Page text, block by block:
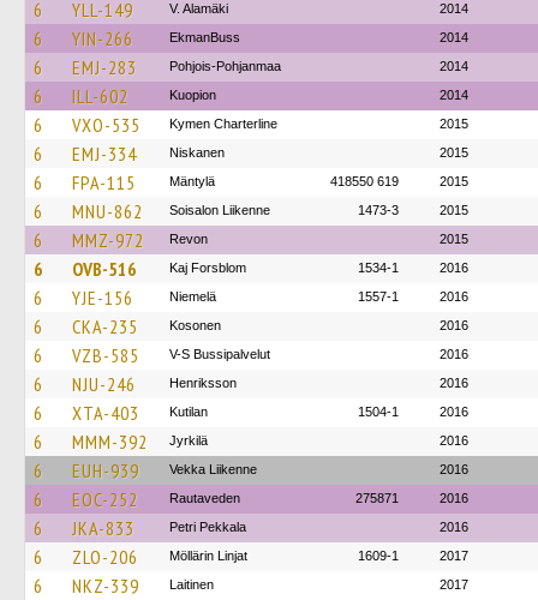
6 YLL-149 V. Alamäki 2014
6 YIN-266 EkmanBuss 2014
6 EMJ-283 Pohjois-Pohjanmaa 2014
6 ILL-602 Kuopion 2014
6 VXO-535 Kymen Charterline 2015
6 EMJ-334 Niskanen 2015
6 FPA-115 Mäntylä 418550 619 2015
6 MNU-862 Soisalon Liikenne 1473-3 2015
6 MMZ-972 Revon 2015
6 OVB-516 Kaj Forsblom 1534-1 2016
6 YJE-156 Niemelä 1557-1 2016
6 CKA-235 Kosonen 2016
6 VZB-585 V-S Bussipalvelut 2016
6 NJU-246 Henriksson 2016
6 XTA-403 Kutilan 1504-1 2016
6 MMM-392 Jyrkilä 2016
6 EUH-939 Vekka Liikenne 2016
6 EOC-252 Rautaveden 275871 2016
6 JKA-833 Petri Pekkala 2016
6 ZLO-206 Möllärin Linjat 1609-1 2017
6 NKZ-339 Laitinen 2017